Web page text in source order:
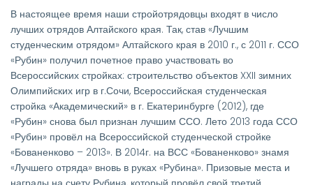
В настоящее время наши стройотрядовцы входят в число
лучших отрядов Алтайского края. Так, став «Лучшим
студенческим отрядом» Алтайского края в 2010 г., с 2011 г. ССО
«Рубин» получил почетное право участвовать во
Всероссийских стройках: строительство объектов XXII зимних
Олимпийских игр в г.Сочи, Всероссийская студенческая
стройка «Академический» в г. Екатеринбурге (2012), где
«Рубин» снова был признан лучшим ССО. Лето 2013 года ССО
«Рубин» провёл на Всероссийской студенческой стройке
«Бованенково – 2013». В 2014г. на ВСС «Бованенково» знамя
«Лучшего отряда» вновь в руках «Рубина». Призовые места и